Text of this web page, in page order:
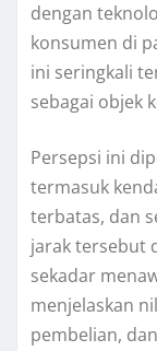
dengan
konsumen di
ini seringkali
sebagai objek
Persepsi ini
termasuk
terbatas, dan
jarak tersebut
sekadar
menjelaskan
pembelian,